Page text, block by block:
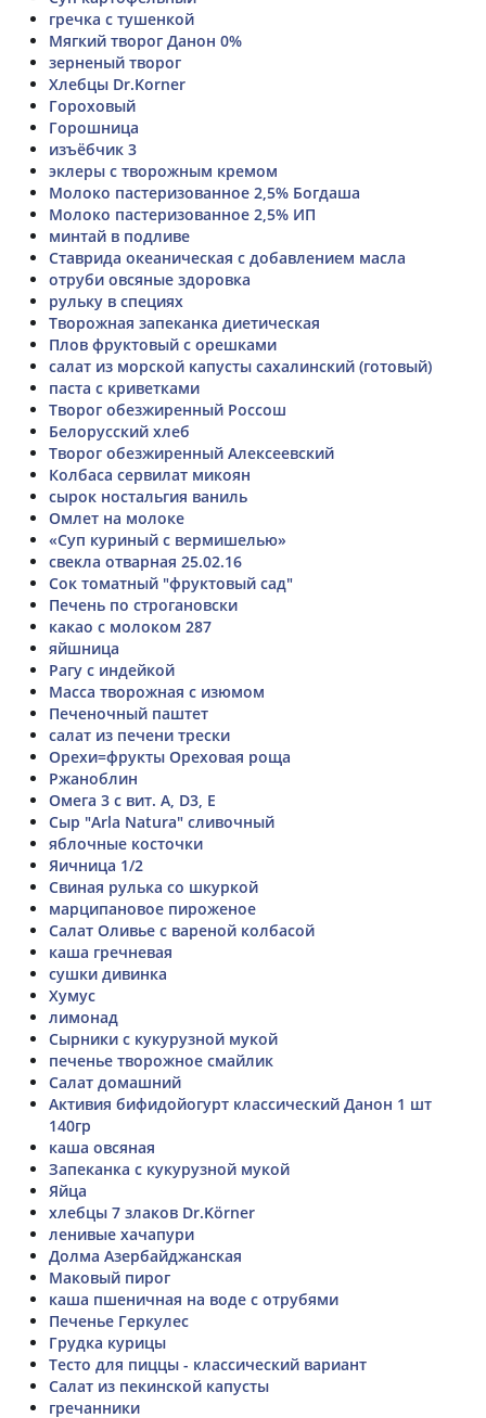
гречка с тушенкой
Мягкий творог Данон 0%
зерненый творог
Хлебцы Dr.Korner
Гороховый
Горошница
изъёбчик 3
эклеры с творожным кремом
Молоко пастеризованное 2,5% Богдаша
Молоко пастеризованное 2,5% ИП
минтай в подливе
Ставрида океаническая с добавлением масла
отруби овсяные здоровка
рульку в специях
Творожная запеканка диетическая
Плов фруктовый с орешками
салат из морской капусты сахалинский (готовый)
паста с криветками
Творог обезжиренный Россош
Белорусский хлеб
Творог обезжиренный Алексеевский
Колбаса сервилат микоян
сырок ностальгия ваниль
Омлет на молоке
«Суп куриный с вермишелью»
свекла отварная 25.02.16
Сок томатный "фруктовый сад"
Печень по строгановски
какао с молоком 287
яйшница
Рагу с индейкой
Масса творожная с изюмом
Печеночный паштет
салат из печени трески
Орехи=фрукты Ореховая роща
Ржаноблин
Омега 3 с вит. А, D3, Е
Сыр "Arla Natura" сливочный
яблочные косточки
Яичница 1/2
Свиная рулька со шкуркой
марципановое пироженое
Салат Оливье с вареной колбасой
каша гречневая
сушки дивинка
Хумус
лимонад
Сырники с кукурузной мукой
печенье творожное смайлик
Салат домашний
Активия бифидойогурт классический Данон 1 шт
140гр
каша овсяная
Запеканка с кукурузной мукой
Яйца
хлебцы 7 злаков Dr.Körner
ленивые хачапури
Долма Азербайджанская
Маковый пирог
каша пшеничная на воде с отрубями
Печенье Геркулес
Грудка курицы
Тесто для пиццы - классический вариант
Салат из пекинской капусты
гречанники